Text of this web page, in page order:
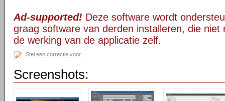
Ad-supported! Deze software wordt
graag software van derden installeren, die niet
de werking van de applicatie zelf.
Stel een correctie voor
Screenshots: